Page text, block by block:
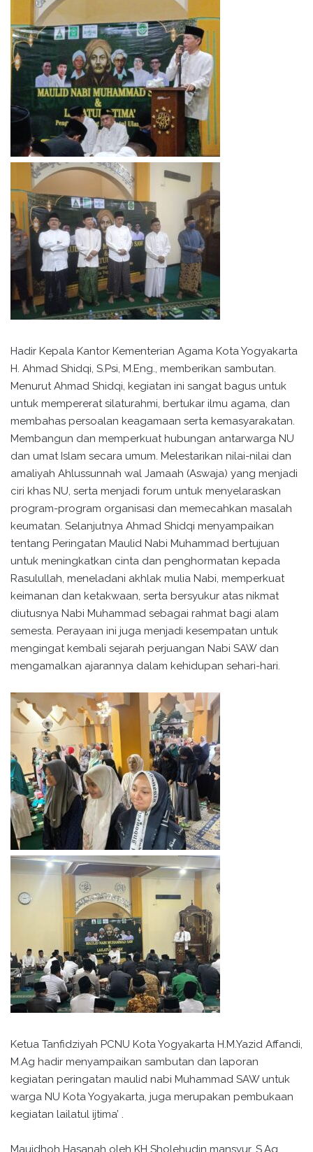
Hadir Kepala Kantor Kementerian Agama Kota Yogyakarta
H. Ahmad Shidqi, S.Psi, M.Eng., memberikan sambutan.
Menurut Ahmad Shidqi, kegiatan ini sangat bagus untuk
untuk mempererat silaturahmi, bertukar ilmu agama, dan
membahas persoalan keagamaan serta kemasyarakatan.
Membangun dan memperkuat hubungan antarwarga NU
dan umat Islam secara umum. Melestarikan nilai-nilai dan
amaliyah Ahlussunnah wal Jamaah (Aswaja) yang menjadi
ciri khas NU, serta menjadi forum untuk menyelaraskan
program-program organisasi dan memecahkan masalah
keumatan. Selanjutnya Ahmad Shidqi menyampaikan
tentang Peringatan Maulid Nabi Muhammad bertujuan
untuk meningkatkan cinta dan penghormatan kepada
Rasulullah, meneladani akhlak mulia Nabi, memperkuat
keimanan dan ketakwaan, serta bersyukur atas nikmat
diutusnya Nabi Muhammad sebagai rahmat bagi alam
semesta. Perayaan ini juga menjadi kesempatan untuk
mengingat kembali sejarah perjuangan Nabi SAW dan
mengamalkan ajarannya dalam kehidupan sehari-hari.
Ketua Tanfidziyah PCNU Kota Yogyakarta H.M.Yazid Affandi,
M.Ag hadir menyampaikan sambutan dan laporan
kegiatan peringatan maulid nabi Muhammad SAW untuk
warga NU Kota Yogyakarta, juga merupakan pembukaan
kegiatan lailatul ijtima’ .
Mauidhoh Hasanah oleh KH Sholehudin mansyur, S.Ag.,